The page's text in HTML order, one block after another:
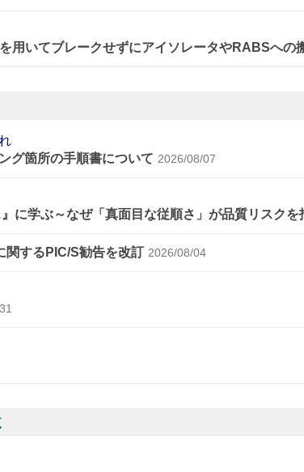
用いてブレークせずにアイソレータやRABSへの
グ箇所の手順書について 2026/08/07
に学ぶ～なぜ「真面目な従順さ」が品質リスクを
関するPIC/S勧告を改訂 2026/08/04